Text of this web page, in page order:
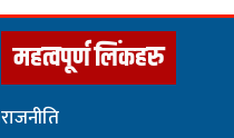
महत्वपूर्ण लिंकहरु
राजनीति